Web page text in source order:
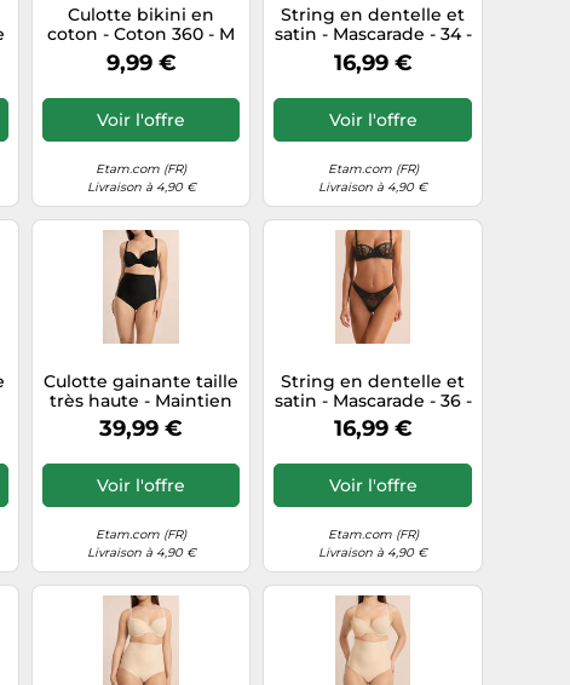
Culotte bikini en
coton - Coton 360 - M
- Noir - Femme - Etam
9,99 €
Voir l'offre
Etam.com (FR)
Livraison à 4,90 €
String en dentelle et
satin - Mascarade - 34 -
Marine - Femme -
Etam
16,99 €
Voir l'offre
Etam.com (FR)
Livraison à 4,90 €
Culotte gainante taille
très haute - Maintien
fort - Control Byetam -
L - Noir - Femme -
Etam
39,99 €
Voir l'offre
Etam.com (FR)
Livraison à 4,90 €
String en dentelle et
satin - Mascarade - 36 -
Noir - Femme - Etam
16,99 €
Voir l'offre
Etam.com (FR)
Livraison à 4,90 €